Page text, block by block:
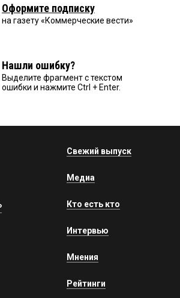
Оформите подписку
на газету «Коммерческие вести»
Нашли ошибку?
Выделите фрагмент с текстом
ошибки и нажмите Ctrl + Enter.
Свежий выпуск
Медиа
Кто есть кто
Интервью
Мнения
Рейтинги